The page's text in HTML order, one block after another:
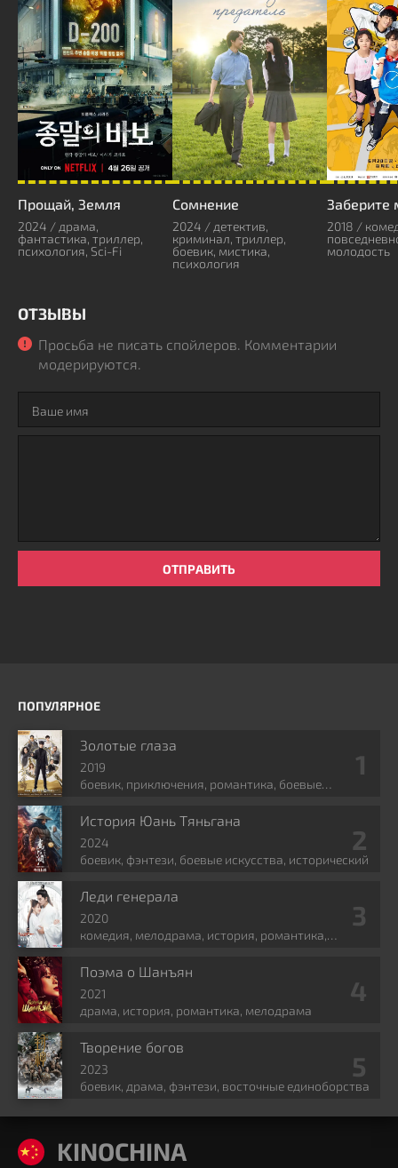
Прощай, Земля
2024 / драма,
фантастика, триллер,
психология, Sci-Fi
Сомнение
2024 / детектив,
криминал, триллер,
боевик, мистика,
психология
Заберите
2018 /
молодость
ОТЗЫВЫ
Просьба не писать спойлеров. Комментарии
модерируются.
ОТПРАВИТЬ
ПОПУЛЯРНОЕ
Золотые глаза
2019
боевик, приключения, романтика, боевые
История Юань Тяньгана
2024
боевик, фэнтези, боевые искусства, исторический
Леди генерала
2020
комедия, мелодрама, история, романтика,
Поэма о Шанъян
2021
драма, история, романтика, мелодрама
Творение богов
2023
боевик, драма, фэнтези, восточные единоборства
KINOCHINA